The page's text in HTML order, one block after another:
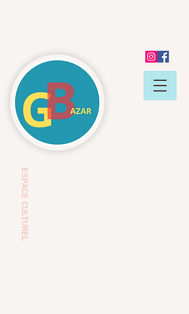
ESP
ACE CULTUREL